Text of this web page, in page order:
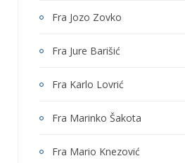
Fra Jozo Zovko
Fra Jure Barišić
Fra Karlo Lovrić
Fra Marinko Šakota
Fra Mario Knezović